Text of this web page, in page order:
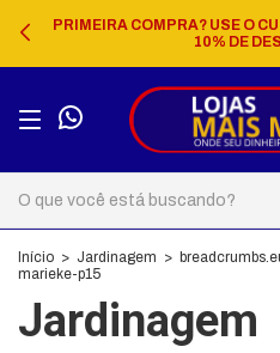
PRIMEIRA COMPRA? USE O
10% DE
Início > Jardinagem >
marieke-p15
Jardinagem